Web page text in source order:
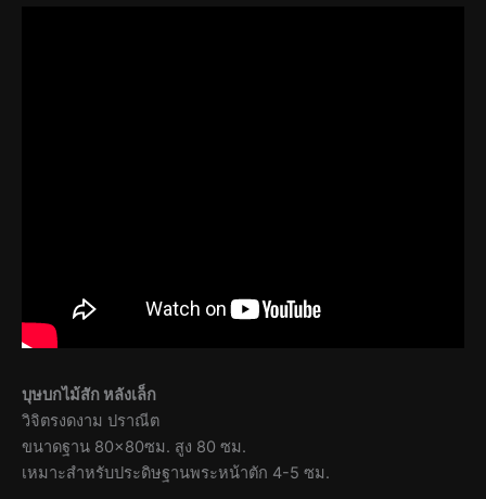
บุษบกไม้สัก หลังเล็ก
วิจิตรงดงาม ปราณีต
ขนาดฐาน 80×80ซม. สูง 80 ซม.
เหมาะสำหรับประดิษฐานพระหน้าตัก 4-5 ซม.